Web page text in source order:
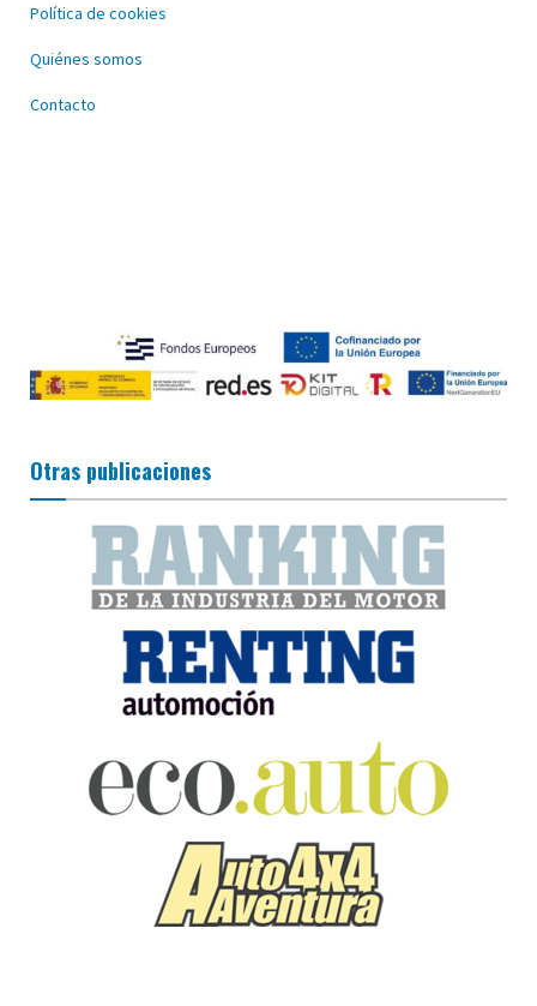
Política de cookies
Quiénes somos
Contacto
Otras publicaciones